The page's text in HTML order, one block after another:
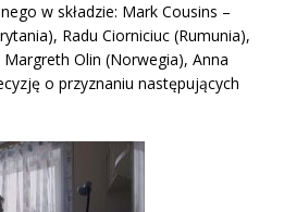
w składzie: Mark Cousins –
Radu Ciorniciuc (Rumunia),
Margreth Olin (Norwegia), Anna
o przyznaniu następujących